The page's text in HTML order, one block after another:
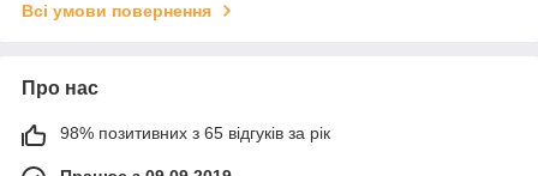
Всі умови повернення
Про нас
98% позитивних з 65 відгуків за рік